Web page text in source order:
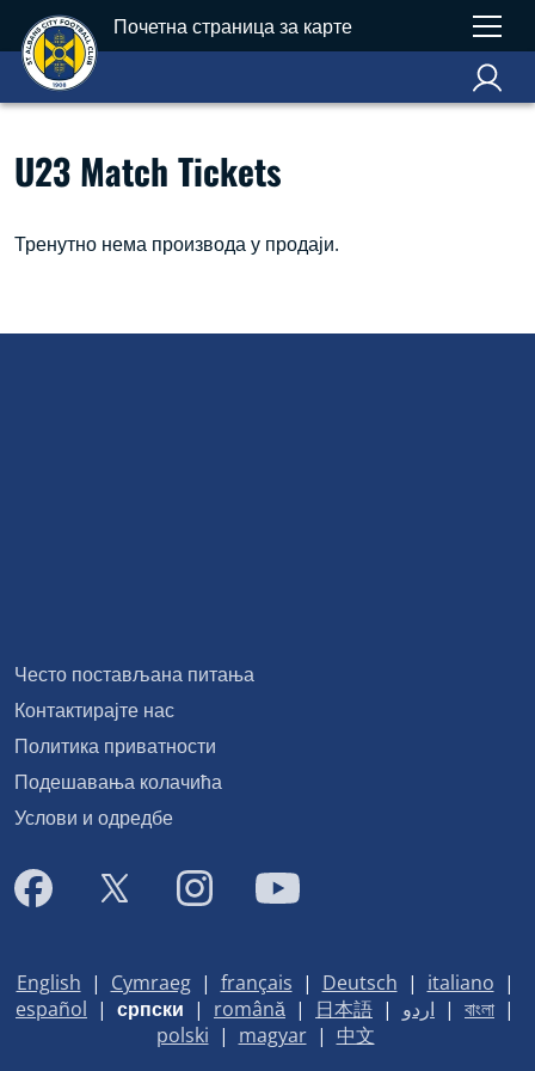
Почетна страница за карте
U23 Match Tickets
Тренутно нема производа у продаји.
Често постављана питања
Контактирајте нас
Политика приватности
Подешавања колачића
Услови и одредбе
English | Cymraeg| français | Deutsch | italiano |
español | српски | română | 日本語 | اردو | বাংলা |
polski | magyar| 中文